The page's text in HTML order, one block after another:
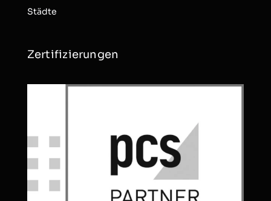
Städte
Zertifizierungen